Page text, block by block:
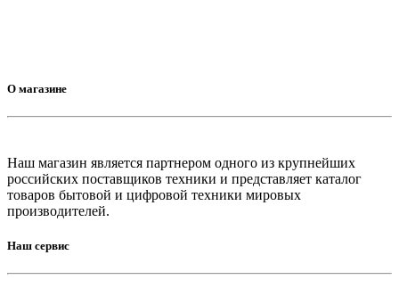
О магазине
Наш магазин является партнером одного из крупнейших
российских поставщиков техники и представляет каталог
товаров бытовой и цифровой техники мировых
производителей.
Наш сервис